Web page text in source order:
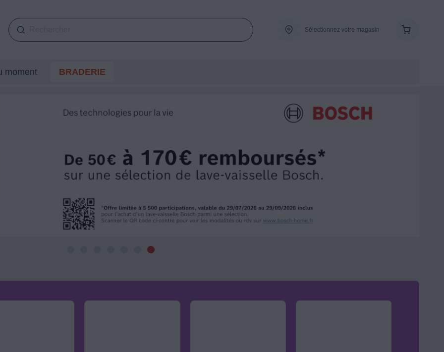
Sélectionnez votre magasin
moment BRADERIE